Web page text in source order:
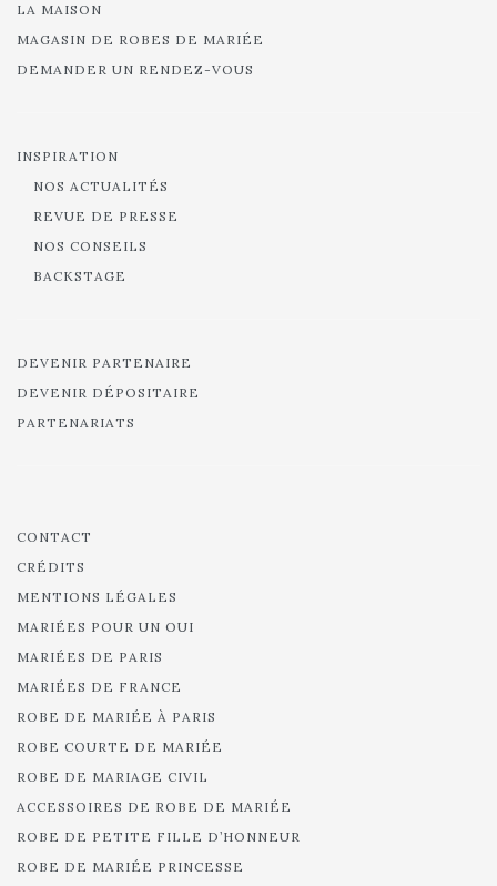
LA MAISON
MAGASIN DE ROBES DE MARIÉE
DEMANDER UN RENDEZ-VOUS
INSPIRATION
NOS ACTUALITÉS
REVUE DE PRESSE
NOS CONSEILS
BACKSTAGE
DEVENIR PARTENAIRE
DEVENIR DÉPOSITAIRE
PARTENARIATS
CONTACT
CRÉDITS
MENTIONS LÉGALES
MARIÉES POUR UN OUI
MARIÉES DE PARIS
MARIÉES DE FRANCE
ROBE DE MARIÉE À PARIS
ROBE COURTE DE MARIÉE
ROBE DE MARIAGE CIVIL
ACCESSOIRES DE ROBE DE MARIÉE
ROBE DE PETITE FILLE D’HONNEUR
ROBE DE MARIÉE PRINCESSE